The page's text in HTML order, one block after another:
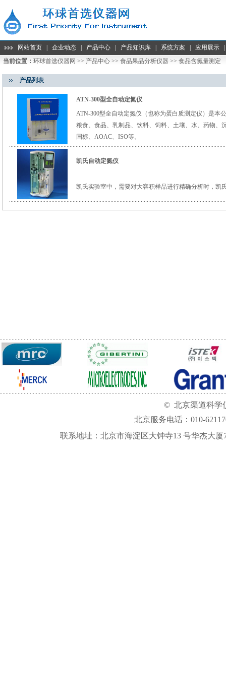
网站首页 企业动态 产品中心 产品知识库 系统方案 应用展示
当前位置： 环球首选仪器网 >> 产品中心 >> 食品果品分析仪器 >> 食品含氮量测定
产品列表
ATN-300型全自动定氮仪
ATN-300型全自动定氮仪（也称为蛋白质测定仪）是本
粮食、食品、乳制品、饮料、饲料、土壤、水、药物、
国标、AOAC、ISO等。
凯氏自动定氮仪
凯氏实验室中，需要对大容积样品进行精确分析时，凯
© 北京渠道科学
北京服务电话：010-
联系地址：北京市海淀区大钟寺13 号华杰大厦